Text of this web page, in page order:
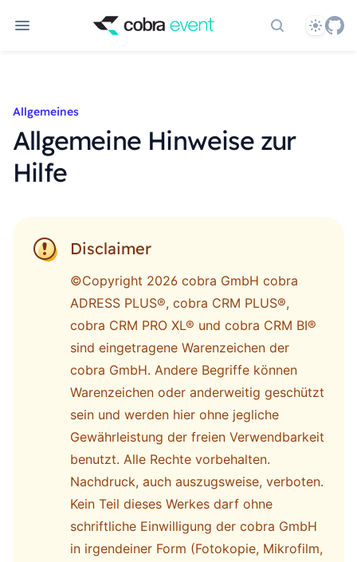
Theme
Allgemeines
Allgemeine Hinweise zur
Hilfe
Disclaimer
©Copyright 2026 cobra GmbH cobra
ADRESS PLUS®, cobra CRM PLUS®,
cobra CRM PRO XL® und cobra CRM BI®
sind eingetragene Warenzeichen der
cobra GmbH. Andere Begriffe können
Warenzeichen oder anderweitig geschützt
sein und werden hier ohne jegliche
Gewährleistung der freien Verwendbarkeit
benutzt. Alle Rechte vorbehalten.
Nachdruck, auch auszugsweise, verboten.
Kein Teil dieses Werkes darf ohne
schriftliche Einwilligung der cobra GmbH
in irgendeiner Form (Fotokopie, Mikrofilm,